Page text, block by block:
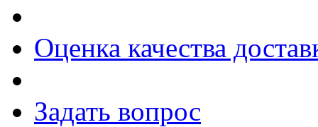
Оценка качества
Задать вопрос